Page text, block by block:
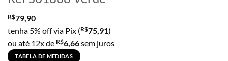
R$79,90
tenha 5% off via Pix (R$75,91)
ou até 12x de R$6,66sem juros
TABELA DE MEDIDAS